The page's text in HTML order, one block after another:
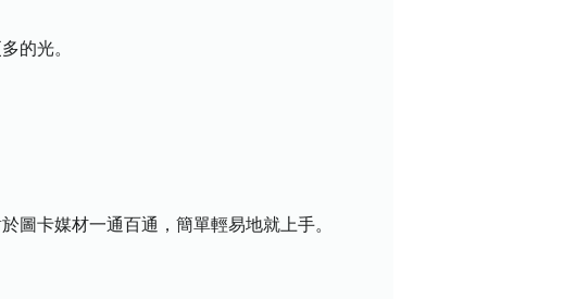
的光。
圖卡媒材一通百通，簡單輕易地就上手。